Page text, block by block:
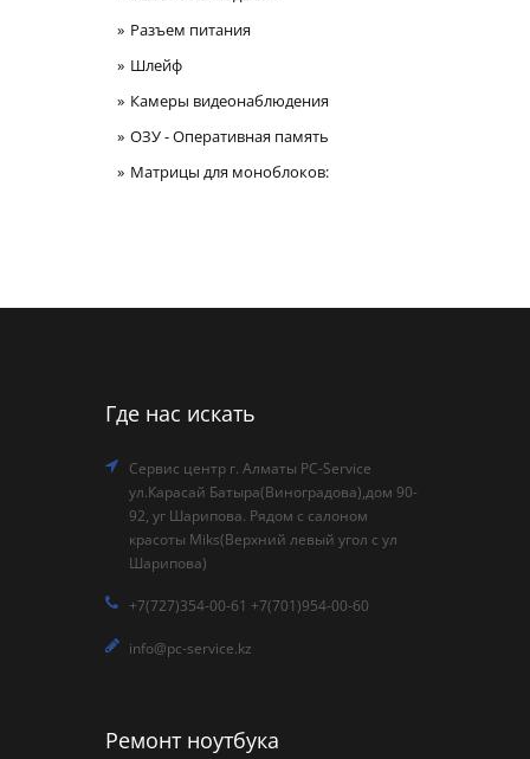
Разъем питания
Шлейф
Камеры видеонаблюдения
ОЗУ - Оперативная память
Матрицы для моноблоков:
Где нас искать
Сервис центр г. Алматы PC-Service
ул.Карасай Батыра(Виноградова),дом 90-
92, уг Шарипова. Рядом с салоном
красоты Miks(Верхний левый угол с ул
Шарипова)
+7(727)354-00-61 +7(701)954-00-60
info@pc-service.kz
Ремонт ноутбука